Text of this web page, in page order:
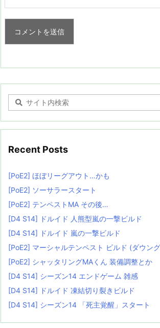
Recent Posts
[PoE2] ほぼリーグアウト…かも
[PoE2] ソーサラースタート
[PoE2] テンペストMA その後…
[D4 S14] ドルイド 人熊型嵐の一撃ビルド
[D4 S14] ドルイド 嵐の一撃ビルド
[PoE2] マーシャルテンペスト ビルド (ダウン
[PoE2] シャッタリングMAくん 装備調整とか
[D4 S14] シーズン14 エンドゲーム 雑感
[D4 S14] ドルイド 凍結切り裂きビルド
[D4 S14] シーズン14 「死主覚醒」スタート